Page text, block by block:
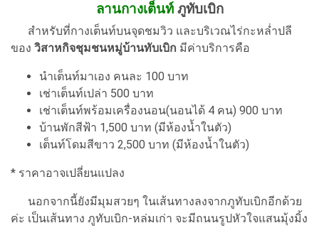
ลานกางเต็นท์ภูทับเบิก
สำหรับที่กางเต็นท์บนจุดชมวิว และบริเวณไร่กะหล่ำปลี
ของ วิสาหกิจชุมชนหมู่บ้านทับเบิก มีค่าบริการคือ
นำเต็นท์มาเอง คนละ 100 บาท
เช่าเต็นท์เปล่า 500 บาท
เช่าเต็นท์พร้อมเครื่องนอน(นอนได้ 4 คน) 900 บาท
บ้านพักสีฟ้า 1,500 บาท (มีห้องน้ำในตัว)
เต็นท์โดมสีขาว 2,500 บาท (มีห้องน้ำในตัว)
* ราคาอาจเปลี่ยนแปลง
นอกจากนี้ยังมีมุมสวยๆ ในเส้นทางลงจากภูทับเบิกอีกด้วย
ค่ะ เป็นเส้นทาง ภูทับเบิก-หล่มเก่า จะมีถนนรูปหัวใจแสนมุ้งมิ้ง